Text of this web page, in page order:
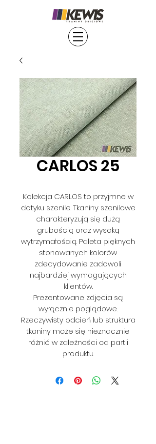
CARLOS 25
Kolekcja CARLOS to przyjmne w
dotyku szenile. Tkaniny szenilowe
charakteryzują się dużą
grubością oraz wysoką
wytrzymałością. Paleta pięknych
stonowanych kolorów
zdecydowanie zadowoli
najbardziej wymagających
klientów.
Prezentowane zdjęcia są
wyłącznie poglądowe.
Rzeczywisty odcień lub struktura
tkaniny może się nieznacznie
różnić w zależności od partii
produktu.